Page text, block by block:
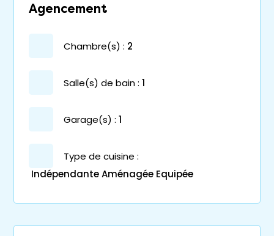
Agencement
chambre(s) : 2
salle(s) de bain : 1
garage(s) : 1
Type de cuisine :
Indépendante Aménagée Equipée